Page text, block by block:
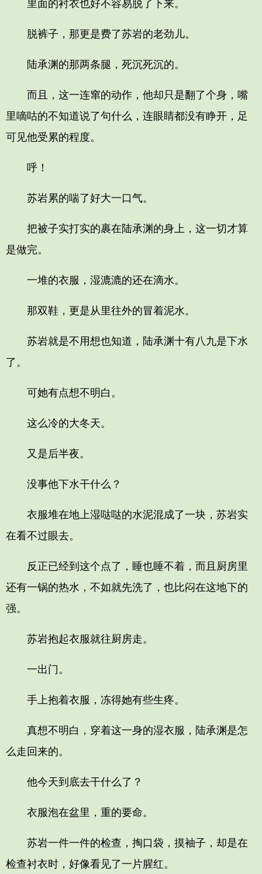
里面的衬衣也好不容易脱了下来。
脱裤子，那更是费了苏岩的老劲儿。
陆承渊的那两条腿，死沉死沉的。
而且，这一连窜的动作，他却只是翻了个身，嘴
里嘀咕的不知道说了句什么，连眼睛都没有睁开，足
可见他受累的程度。
呼！
苏岩累的喘了好大一口气。
把被子实打实的裹在陆承渊的身上，这一切才算
是做完。
一堆的衣服，湿漉漉的还在滴水。
那双鞋，更是从里往外的冒着泥水。
苏岩就是不用想也知道，陆承渊十有八九是下水
了。
可她有点想不明白。
这么冷的大冬天。
又是后半夜。
没事他下水干什么？
衣服堆在地上湿哒哒的水泥混成了一块，苏岩实
在看不过眼去。
反正已经到这个点了，睡也睡不着，而且厨房里
还有一锅的热水，不如就先洗了，也比闷在这地下的
强。
苏岩抱起衣服就往厨房走。
一出门。
手上抱着衣服，冻得她有些生疼。
真想不明白，穿着这一身的湿衣服，陆承渊是怎
么走回来的。
他今天到底去干什么了？
衣服泡在盆里，重的要命。
苏岩一件一件的检查，掏口袋，摸袖子，却是在
检查衬衣时，好像看见了一片腥红。